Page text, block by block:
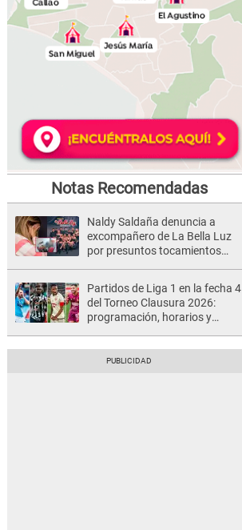
Notas Recomendadas
Naldy Saldaña denuncia a
excompañero de La Bella Luz
por presuntos tocamientos
Partidos de Liga 1 en la fecha 4
del Torneo Clausura 2026:
programación, horarios y